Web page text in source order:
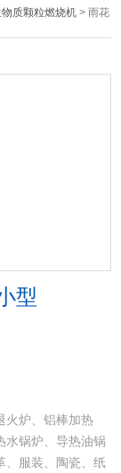
物质颗粒燃烧机 > 雨花
型
火炉、铝棒加热
水锅炉、导热油锅
、服装、陶瓷、纸